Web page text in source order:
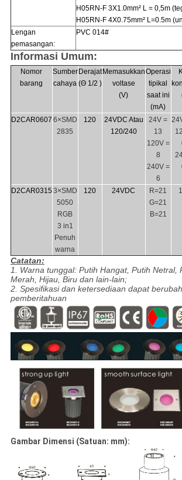
H05RN-F 3X1.0mm² L = 0,5m
H05RN-F 4X0.75mm² L=0.5m
Lengan
pemasangan:
PVC 014#
Informasi Umum:
Nomor
barang
Sumber
cahaya
Derajat
(Θ 1/2 )
Memasukkan
voltase
(V)
Operasi
tipikal
saat ini
(mA)
D2CAR0607 6×SMD
2835
120
24VDC Atau
120/240
24V =
13
120V =
8
240V =
6
D2CAR0315 3×SMD
5050
RGB
3 in1
Penuh
warna
120 24VDC
R=21
G=21
B=21
Catatan:
1. Warna tunggal: Putih Hangat, Putih Netral,
Merah, Hijau, Biru dan lain-lain;
2. Spesifikasi dan ketersediaan dapat
pemberitahuan
Gambar Dimensi (Satuan: mm):